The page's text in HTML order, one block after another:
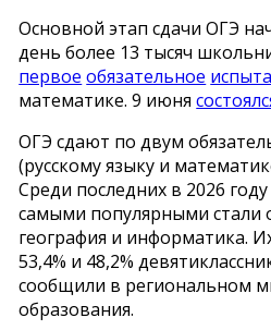
Основной этап сдачи ОГЭ
день более 13 тысяч
первое обязательное
математике. 9 июня
ОГЭ сдают по двум
(русскому языку и
Среди последних в 2026
самыми популярными стали
география и информатика.
53,4% и 48,2%
сообщили в региональном
образования.